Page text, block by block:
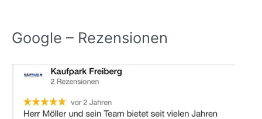
Google – Rezensionen